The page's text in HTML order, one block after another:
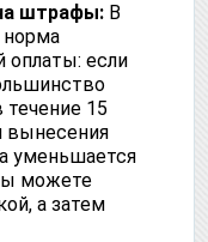
штрафы: В
норма
оплаты: если
15
вынесения
уменьшается
можете
а затем